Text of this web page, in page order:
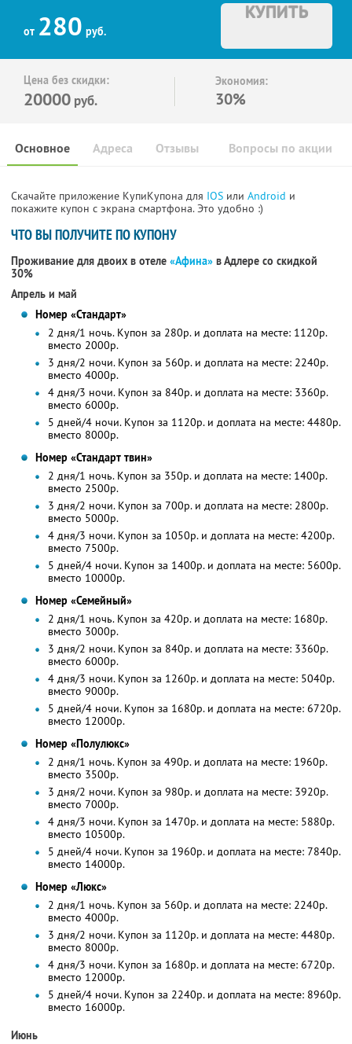
от 280 руб.
КУПИТЬ
Цена без скидки:
20000 руб.
Экономия:
30%
Основное Отзывы Вопросы по акции
Адреса
Скачайте приложение КупиКупона для IOS или Android и
покажите купон с экрана смартфона. Это удобно :)
ЧТО ВЫ ПОЛУЧИТЕ ПО КУПОНУ
Проживание для двоих в отеле «Афина» в Адлере со скидкой
30%
Апрель и май
Номер «Стандарт»
2 дня/1 ночь. Купон за 280р. и доплата на месте: 1120р.
вместо 2000р.
3 дня/2 ночи. Купон за 560р. и доплата на месте: 2240р.
вместо 4000р.
4 дня/3 ночи. Купон за 840р. и доплата на месте: 3360р.
вместо 6000р.
5 дней/4 ночи. Купон за 1120р. и доплата на месте: 4480р.
вместо 8000р.
Номер «Стандарт твин»
2 дня/1 ночь. Купон за 350р. и доплата на месте: 1400р.
вместо 2500р.
3 дня/2 ночи. Купон за 700р. и доплата на месте: 2800р.
вместо 5000р.
4 дня/3 ночи. Купон за 1050р. и доплата на месте: 4200р.
вместо 7500р.
5 дней/4 ночи. Купон за 1400р. и доплата на месте: 5600р.
вместо 10000р.
Номер «Семейный»
2 дня/1 ночь. Купон за 420р. и доплата на месте: 1680р.
вместо 3000р.
3 дня/2 ночи. Купон за 840р. и доплата на месте: 3360р.
вместо 6000р.
4 дня/3 ночи. Купон за 1260р. и доплата на месте: 5040р.
вместо 9000р.
5 дней/4 ночи. Купон за 1680р. и доплата на месте: 6720р.
вместо 12000р.
Номер «Полулюкс»
2 дня/1 ночь. Купон за 490р. и доплата на месте: 1960р.
вместо 3500р.
3 дня/2 ночи. Купон за 980р. и доплата на месте: 3920р.
вместо 7000р.
4 дня/3 ночи. Купон за 1470р. и доплата на месте: 5880р.
вместо 10500р.
5 дней/4 ночи. Купон за 1960р. и доплата на месте: 7840р.
вместо 14000р.
Номер «Люкс»
2 дня/1 ночь. Купон за 560р. и доплата на месте: 2240р.
вместо 4000р.
3 дня/2 ночи. Купон за 1120р. и доплата на месте: 4480р.
вместо 8000р.
4 дня/3 ночи. Купон за 1680р. и доплата на месте: 6720р.
вместо 12000р.
5 дней/4 ночи. Купон за 2240р. и доплата на месте: 8960р.
вместо 16000р.
Июнь